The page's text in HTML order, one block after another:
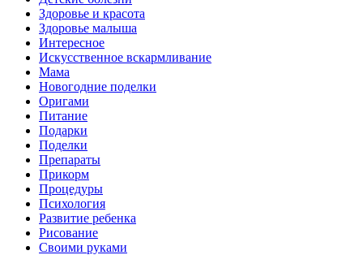
Здоровье и красота
Здоровье малыша
Интересное
Искусственное вскармливание
Мама
Новогодние поделки
Оригами
Питание
Подарки
Поделки
Препараты
Прикорм
Процедуры
Психология
Развитие ребенка
Рисование
Своими руками